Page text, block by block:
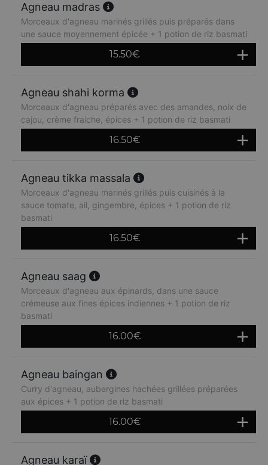
Agneau madras
Morceaux d'agneau marinés grillés puis préparés dans
une sauce moyennement épicée + 1 potion de riz basmati
15.50€
Agneau shahi korma
Morceaux d'agneau préparés avec des amandes, noix de
cajou, crème fraiche, épices + 1 potion de riz basmati
16.50€
Agneau tikka massala
Morceaux d'agneau marinés grillés puis cuisinés à la
sauce tomate, ail, gingembre, épices + 1 potion de riz
basmati
16.50€
Agneau saag
Morceaux d'agneau aux épinards, dans une sauce
crémeuse aux fines épices indiennes + 1 potion de riz
basmati
16.00€
Agneau baingan
Curry d'agneau, aubergines hachées grillées préparées
aux épices + 1 potion de riz basmati
16.00€
Agneau karaï